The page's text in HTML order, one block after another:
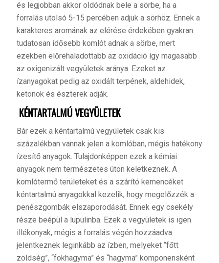
és legjobban akkor oldódnak bele a sörbe, ha a
forralás utolsó 5-15 percében adjuk a sörhöz. Ennek a
karakteres aromának az elérése érdekében gyakran
tudatosan idősebb komlót adnak a sörbe, mert
ezekben előrehaladottabb az oxidáció így magasabb
az oxigenizált vegyületek aránya. Ezeket az
ízanyagokat pedig az oxidált terpének, aldehidek,
ketonok és észterek adják.
KÉNTARTALMÚ VEGYÜLETEK
Bár ezek a kéntartalmú vegyületek csak kis
százalékban vannak jelen a komlóban, mégis hatékony
ízesítő anyagok. Tulajdonképpen ezek a kémiai
anyagok nem természetes úton keletkeznek. A
komlótermő területeket és a szárító kemencéket
kéntartalmú anyagokkal kezelik, hogy megelőzzék a
penészgombák elszaporodását. Ennek egy csekély
része beépül a lupulinba. Ezek a vegyületek is igen
illékonyak, mégis a forralás végén hozzáadva
jelentkeznek leginkább az ízben, melyeket “főtt
zöldség”, “fokhagyma” és “hagyma” komponensként